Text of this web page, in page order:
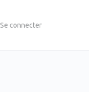
Se connecter